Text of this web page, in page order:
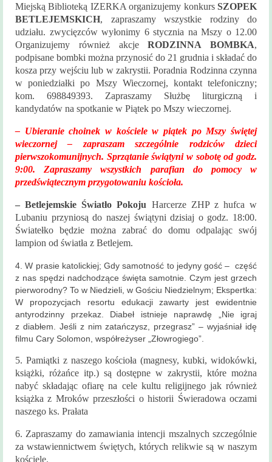
Miejską Biblioteką IZERKA organizujemy konkurs SZOPEK
BETLEJEMSKICH, zapraszamy wszystkie rodziny do
udziału. zwycięzców wyłonimy 6 stycznia na Mszy o 12.00
Organizujemy również akcjeRODZINNA BOMBKA,
podpisane bombki można przynosić do 21 grudnia i składać do
kosza przy wejściu lub w zakrystii. Poradnia Rodzinna czynna
w poniedziałki po Mszy Wieczornej, kontakt telefoniczny;
kom. 698849393. Zapraszamy Służbę liturgiczną i
kandydatów na spotkanie w Piątek po Mszy wieczornej.
– Ubieranie choinek w kościele w piątek po Mszy świętej
wieczornej – zapraszam szczególnie rodziców dzieci
pierwszokomunijnych. Sprzątanie świątyni w sobotę od godz.
9:00. Zapraszamy wszystkich parafian do pomocy w
przedświątecznym przygotowaniu kościoła.
– Betlejemskie Światło Pokoju Harcerze ZHP z hufca w
Lubaniu przyniosą do naszej świątyni dzisiaj o godz. 18:00.
Światełko będzie można zabrać do domu odpalając swój
lampion od światła z Betlejem.
4. W prasie katolickiej; Gdy samotność to jedyny gość – część
z nas spędzi nadchodzące święta samotnie. Czym jest grzech
pierworodny? To w Niedzieli, w Gościu Niedzielnym; Ekspertka:
W propozycjach resortu edukacji zawarty jest ewidentnie
antyrodzinny przekaz. Diabeł istnieje naprawdę „Nie igraj
z diabłem. Jeśli z nim zatańczysz, przegrasz” – wyjaśniał idę
filmu Cary Solomon, współreżyser „Złowrogiego”.
5. Pamiątki z naszego kościoła (magnesy, kubki, widokówki,
książki, różańce itp.) są dostępne w zakrystii, które można
nabyć składając ofiarę na cele kultu religijnego jak również
książka z Mroków przeszłości o historii Świeradowa oczami
naszego ks. Prałata
6. Zapraszamy do zamawiania intencji mszalnych szczególnie
za wstawiennictwem świętych, których relikwie są w naszym
kościele.